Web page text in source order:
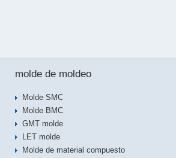
molde de moldeo
Molde SMC
Molde BMC
GMT molde
LET molde
Molde de material compuesto